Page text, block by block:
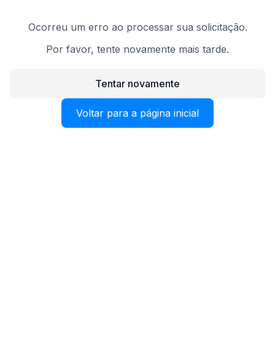
Ocorreu um erro ao processar sua solicitação.
Por favor, tente novamente mais tarde.
Tentar novamente
Voltar para a página inicial